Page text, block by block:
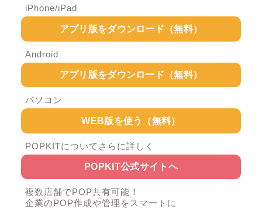
iPhone/iPad
アプリ版をダウンロード（無料）
Android
アプリ版をダウンロード（無料）
パソコン
WEB版を使う（無料）
POPKITについてさらに詳しく
POPKIT公式サイトへ
複数店舗でPOP共有可能！
企業のPOP作成や管理をスマートに